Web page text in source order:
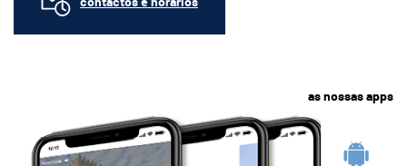
contactos e horários
as nossas apps